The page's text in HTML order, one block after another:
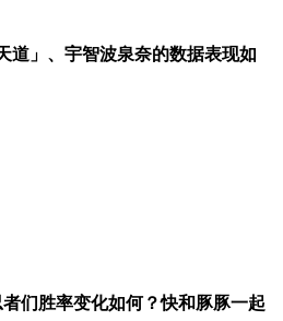
道」、宇智波泉奈的数据表现如
们胜率变化如何？快和豚豚一起